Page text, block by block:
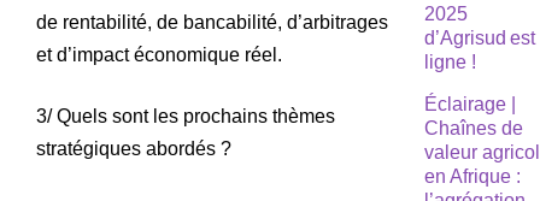
de rentabilité, de bancabilité, d’arbitrages
et d’impact économique réel.
3/ Quels sont les prochains thèmes
stratégiques abordés ?
2025
d’Agrisud
ligne !
Éclairage |
Chaînes de
valeur
en Afrique :